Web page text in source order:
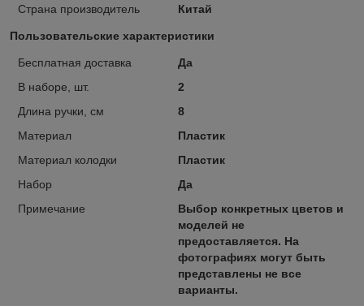
Страна производитель Китай
Пользовательские характеристики
Бесплатная доставка
Да
В наборе, шт.
2
Длина ручки, см
8
Материал
Пластик
Материал колодки
Пластик
Набор
Да
Примечание
Выбор конкретных цветов и
моделей не
предоставляется. На
фотографиях могут быть
представлены не все
варианты.